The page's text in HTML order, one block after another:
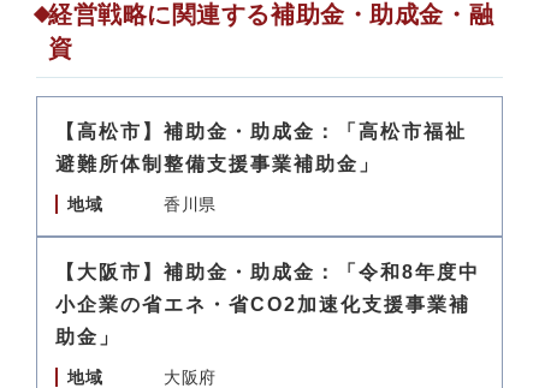
経営戦略に関連する補助金・助成金・融
資
【高松市】補助金・助成金：「高松市福祉
避難所体制整備支援事業補助金」
地域 香川県
【大阪市】補助金・助成金：「令和8年度中
小企業の省エネ・省CO2加速化支援事業補
助金」
地域 大阪府